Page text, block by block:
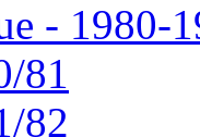
- 1980-
81
82